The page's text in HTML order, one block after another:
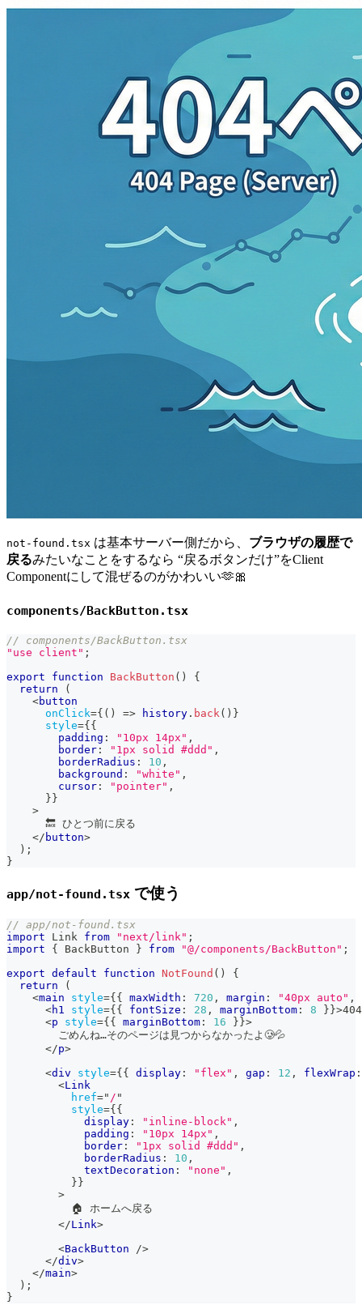
not-found.tsx は基本サーバー側だから、 ブラウザの履歴で
戻るみたいなことをするなら “戻るボタンだけ”をClient
Componentにして混ぜるのがかわいい🫶🎀
components/BackButton.tsx
// components/BackButton.tsx
"use client" ;
export
function BackButton ( )
{
return
(
<button
onClick={ ( ) => history . back ( ) }
style={ {
        padding
: "10px 14px" ,
        border
: "1px solid #ddd" ,
        borderRadius
: 10 ,
        background
: "white" ,
        cursor
: "pointer" ,
} }
>
      🔙 ひとつ前に戻る
</ button>
) ;
}
app/not-found.tsx で使う
// app/not-found.tsx
import
Link from "next/link" ;
import
{ BackButton } from "@/components/BackButton" ;
export default function NotFound ( )
{
return
(
<main style={ { maxWidth : 720 , margin : "40px auto" ,
<h1 style={ { fontSize : 28 , marginBottom : 8 } }>
<p style={ { marginBottom : 16 } }>
        ごめんね…そのページは見つからなかったよ🥲💦
</p>
<div style={ { display : "flex" , gap : 12 , flexWrap :
<Link
href=" / "
style={ {
            display
: "inline-block" ,
            padding
: "10px 14px" ,
            border
: "1px solid #ddd" ,
            borderRadius
: 10 ,
            textDecoration
: "none" ,
} }
>
          🏠 ホームへ戻る
</Link>
<BackButton
/>
</div>
</main>
) ;
}